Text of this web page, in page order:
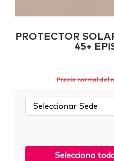
PROTECTOR
45+
Precio normal del
Sede:
Selecciona